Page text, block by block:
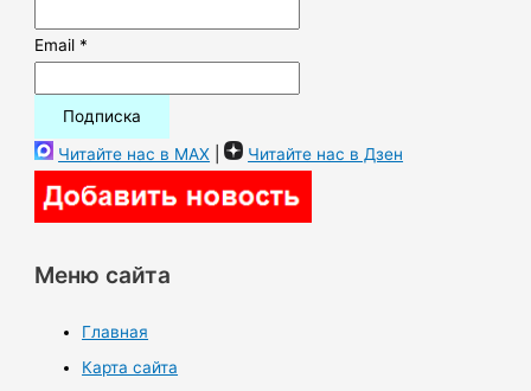
Email *
Читайте нас в MAX | Читайте нас в Дзен
Меню сайта
Главная
Карта сайта